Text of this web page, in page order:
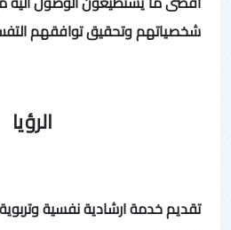
شخصياتهم وتحقيق توافقهم
الرؤيا
تقديم خدمة ارشادية نفسية